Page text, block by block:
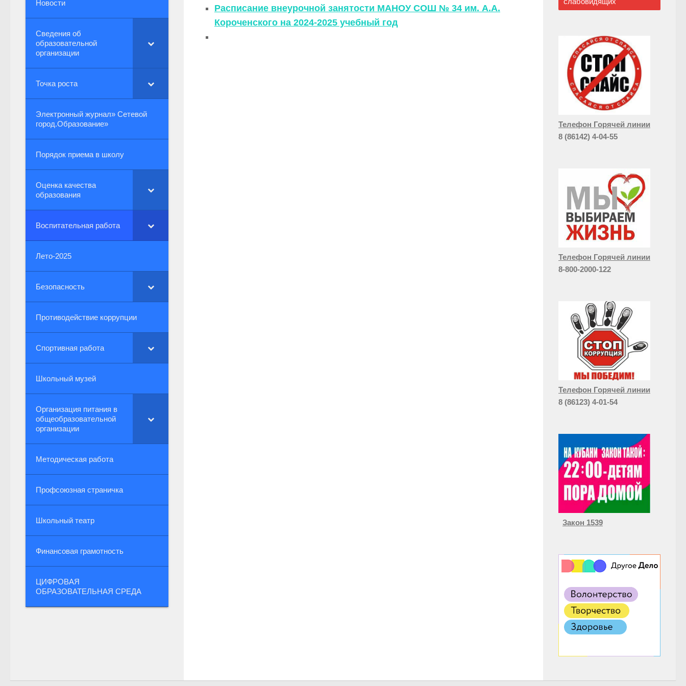
Расписание внеурочной занятости МАНОУ СОШ № 34 им. А.А.
Короченского на 2024-2025 учебный год
Новости
Сведения об
образовательной
организации
Точка роста
Электронный журнал» Сетевой
город.Образование»
Порядок приема в школу
Оценка качества
образования
Воспитательная работа
Лето-2025
Безопасность
Противодействие коррупции
Спортивная работа
Школьный музей
Организация питания в
общеобразовательной
организации
Методическая работа
Профсоюзная страничка
Школьный театр
Финансовая грамотность
ЦИФРОВАЯ
ОБРАЗОВАТЕЛЬНАЯ СРЕДА
Телефон Горячей линии
8 (86142) 4-04-55
Телефон Горячей линии
8-800-2000-122
Телефон Горячей линии
8 (86123) 4-01-54
Закон 1539